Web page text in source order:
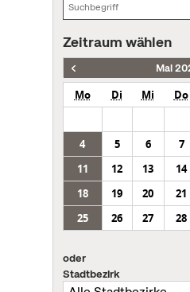
Zeitraum wählen
Mai
Mo Di Mi Do
4
5 6 7
11
12 13 14
18
19 20 21
25
26 27 28
oder
Stadtbezirk